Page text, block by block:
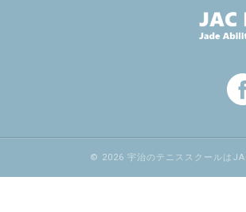
© 2026 宇治のテニススクールは